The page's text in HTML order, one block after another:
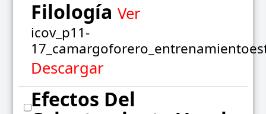
Filología Ver
icov_p11-
Descargar
Efectos Del